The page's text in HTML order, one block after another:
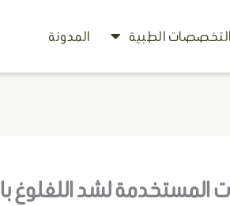
التخصصات الطبية المدونة
المستخدمة لشد اللغلوغ